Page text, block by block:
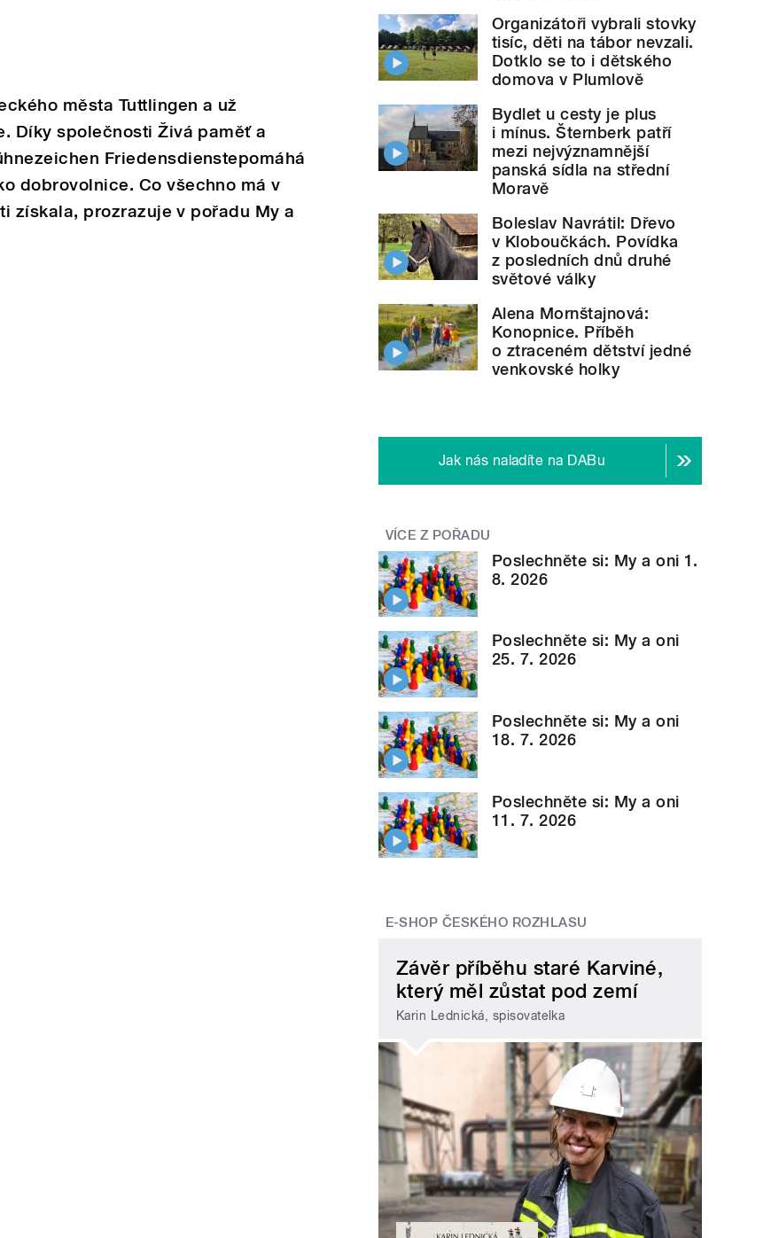
města Tuttlingen a už
Díky společnosti Živá paměť a
Friedensdienstepomáhá
dobrovolnice. Co všechno má v
získala, prozrazuje v pořadu My a
Organizátoři vybrali stovky
tisíc, děti na tábor nevzali.
Dotklo se to i dětského
domova v Plumlově
Bydlet u cesty je plus
i mínus. Šternberk patří
mezi nejvýznamnější
panská sídla na střední
Moravě
Boleslav Navrátil: Dřevo
v Kloboučkách. Povídka
z posledních dnů druhé
světové války
Alena Mornštajnová:
Konopnice. Příběh
o ztraceném dětství jedné
venkovské holky
Jak nás naladíte na DABu
VÍCE Z POŘADU
Poslechněte si: My a oni 1.
8. 2026
Poslechněte si: My a oni
25. 7. 2026
Poslechněte si: My a oni
18. 7. 2026
Poslechněte si: My a oni
11. 7. 2026
E-SHOP ČESKÉHO ROZHLASU
Závěr příběhu staré Karviné,
který měl zůstat pod zemí
Karin Lednická, spisovatelka